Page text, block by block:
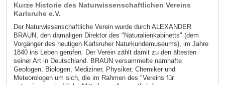
Kurze Historie des Naturwissenschaftlichen Vereins
Karlsruhe e.V.
Der Naturwissenschaftliche Verein wurde durch ALEXANDER
BRAUN, den damaligen Direktor des "Naturalienkabinetts" (dem
Vorgänger des heutigen Karlsruher Naturkundemuseums), im Jahre
1840 ins Leben gerufen. Der Verein zählt damit zu den ältesten
seiner Art in Deutschland. BRAUN versammelte namhafte
Geologen, Biologen, Mediziner, Physiker, Chemiker und
Meteorologen um sich, die im Rahmen des "Vereins für